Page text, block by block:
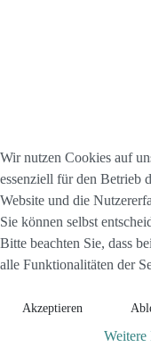
Wir nutzen Cookies auf
essenziell für den Betrieb
Website und die
Sie können selbst
Bitte beachten Sie, dass
alle Funktionalitäten der
Akzeptieren
Weitere